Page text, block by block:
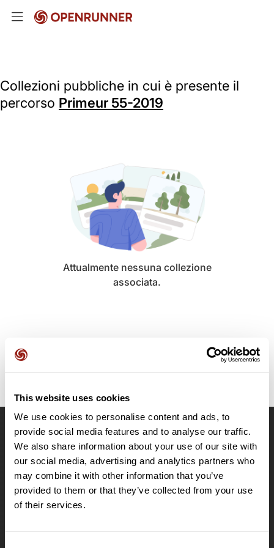
This website uses cookies
We use cookies to personalise content and ads, to
provide social media features and to analyse our traffic.
We also share information about your use of our site with
our social media, advertising and analytics partners who
may combine it with other information that you’ve
provided to them or that they’ve collected from your use
of their services.
Collezioni pubbliche in cui è presente il
percorso Primeur 55-2019
Attualmente nessuna collezione
associata.
OpenRunner
Team
Lavora con noi
Riguardo a
Contatti